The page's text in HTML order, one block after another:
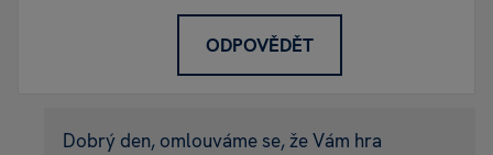
ODPOVĚDĚT
Dobrý den, omlouváme se, že Vám hra